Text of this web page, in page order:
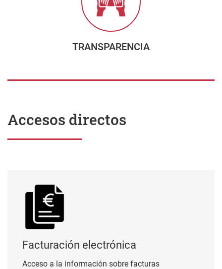
TRANSPARENCIA
Accesos directos
Facturación electrónica
Acceso a la información sobre facturas